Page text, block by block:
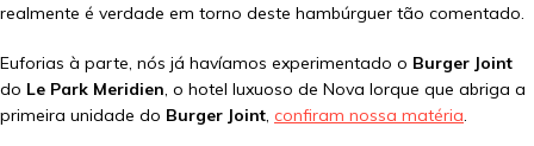
realmente é verdade em torno deste hambúrguer tão comentado.
Euforias à parte, nós já havíamos experimentado o Burger Joint
do Le Park Meridien, o hotel luxuoso de Nova Iorque que abriga a
primeira unidade do Burger Joint, confiram nossa matéria.